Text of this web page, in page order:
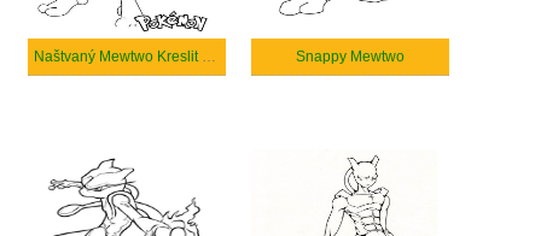
Naštvaný Mewtwo Kreslit snadno Snappy Mewtwo